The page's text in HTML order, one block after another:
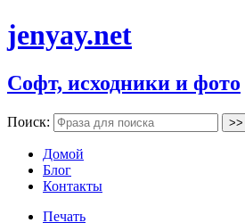
jenyay.net
Софт, исходники и фото
Поиск:
Домой
Блог
Контакты
Печать